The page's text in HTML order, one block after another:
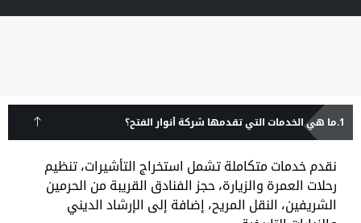
ما هي الخدمات التي تقدمها شركة أنوار الفتح؟
نقدم خدمات متكاملة تشمل استخراج التأشيرات، تنظيم
رحلات العمرة والزيارة، حجز الفنادق القريبة من الحرمين
الشريفين، النقل المريح، إضافة إلى الإرشاد الديني